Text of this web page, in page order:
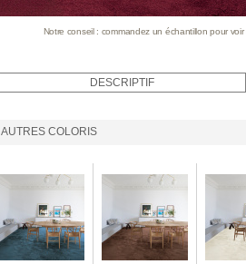
Notre conseil : commandez un échantillon pour voir
DESCRIPTIF
AUTRES COLORIS